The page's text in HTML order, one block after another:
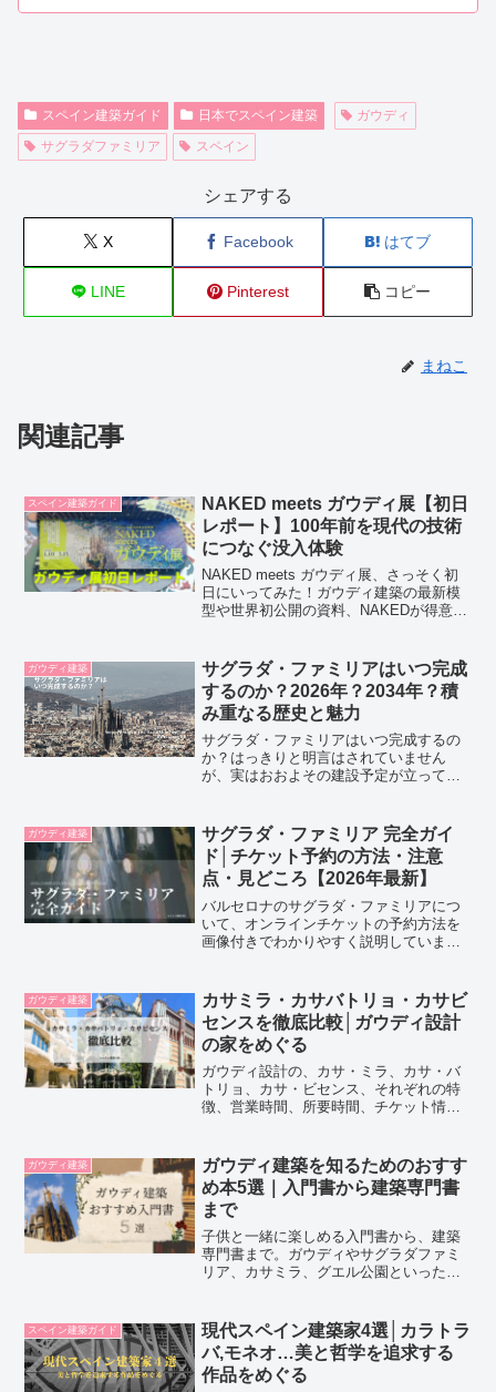
スペイン建築ガイド 日本でスペイン建築
ガウディ
サグラダファミリア
スペイン
シェアする
X Facebook はてブ
LINE Pinterest コピー
まねこ
関連記事
スペイン建築ガイド
NAKED meets ガウディ展【初日
レポート】100年前を現代の技術
につなぐ没入体験
NAKED meets ガウディ展、さっそく初
日にいってみた！ガウディ建築の最新模
型や世界初公開の資料、NAKEDが得意と
新の技術でどう解読したのか？建築学生
がわかりやすくレポート
ガウディ建築
サグラダ・ファミリアはいつ完成
するのか？2026年？2034年？積
み重なる歴史と魅力
サグラダ・ファミリアはいつ完成するの
か？はっきりと明言はされていません
が、実はおおよその建設予定が立ってい
スペイン旅行をより知的好奇心が増すも
のにしていきましょう
ガウディ建築
サグラダ・ファミリア 完全ガイ
ド│チケット予約の方法・注意
点・見どころ【2026年最新】
バルセロナのサグラダ・ファミリアにつ
いて、オンラインチケットの予約方法を
画像付きでわかりやすく説明していま
ガウディ建築
カサミラ・カサバトリョ・カサビ
センスを徹底比較│ガウディ設計
の家をめぐる
ガウディ設計の、カサ・ミラ、カサ・バ
トリョ、カサ・ビセンス、それぞれの特
徴、営業時間、所要時間、チケット情
ガウディ建築
ガウディ建築を知るためのおすす
め本5選｜入門書から建築専門書
まで
子供と一緒に楽しめる入門書から、建築
専門書まで。ガウディやサグラダファミ
リア、カサミラ、グエル公園といったガ
心のステージに合わせて選んでみてくだ
さい☺
スペイン建築ガイド
現代スペイン建築家4選│カラトラ
バ,モネオ…美と哲学を追求する
作品をめぐる